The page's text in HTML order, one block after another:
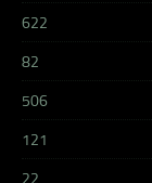
622
82
506
121